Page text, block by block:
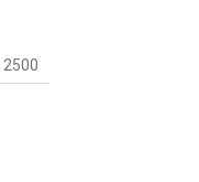
2500